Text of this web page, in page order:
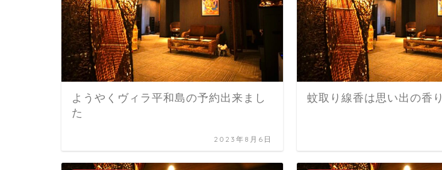
ようやくヴィラ平和島の予約出来まし
た
2023年8月6日
蚊取り線香は思い出の香り